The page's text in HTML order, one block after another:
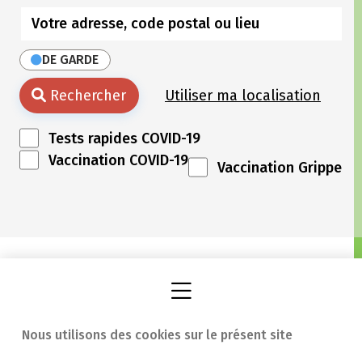
Nous utilisons des cookies sur le présent site
DE GARDE
Rechercher Utiliser ma localisation
Tests rapides COVID-19
Vaccination COVID-19
Vaccination Grippe